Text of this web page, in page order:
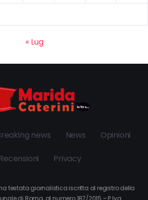
« Lug
news News Opinioni
Recensioni Privacy
testata giornalistica iscritta al registro della
di Roma, al numero 187/2015 – P.Iva